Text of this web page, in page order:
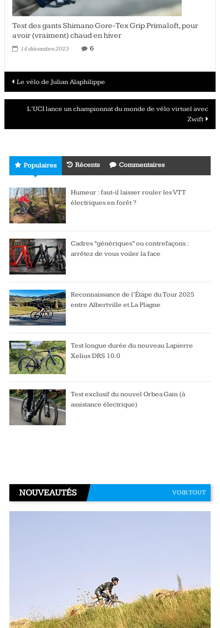
Test des gants Shimano Gore-Tex Grip Primaloft, pour
avoir (vraiment) chaud en hiver
14 décembre 2023 6
Navigation
des
articles
Le vélo de Julian Alaphilippe
L’UCI lance un championnat du monde de vélo virtuel avec
Zwift
Populaires Récents Commentaires
Humeur : faut-il laisser rouler les VTT
électriques en forêt ?
Cadres “génériques” ou contrefaçons :
arrêtez de vous voiler la face
Reconnaissance de l’Étape du Tour 2025
entre Albertville et La Plagne
Test longue durée du nouveau Lapierre
Xelius DRS 10.0
Test exclusif du nouvel Orbea Gain (à
assistance électrique)
NOUVEAUTÉS VOIR TOUT